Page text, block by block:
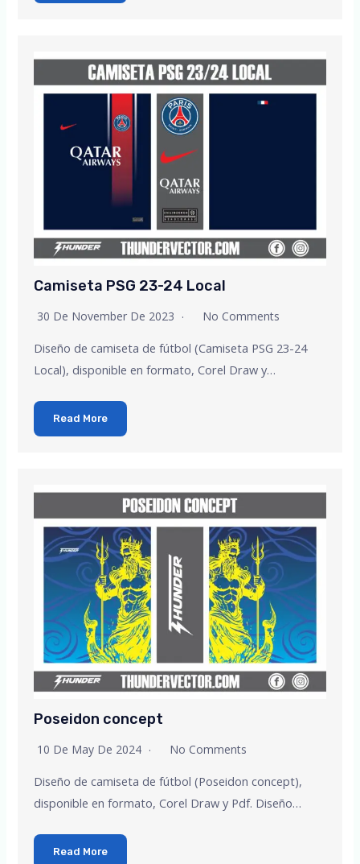
Camiseta PSG 23-24 Local
30 De November De 2023 No Comments
Diseño de camiseta de fútbol (Camiseta PSG 23-24
Local), disponible en formato, Corel Draw y…
Read More
Poseidon concept
10 De May De 2024 No Comments
Diseño de camiseta de fútbol (Poseidon concept),
disponible en formato, Corel Draw y Pdf. Diseño…
Read More